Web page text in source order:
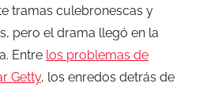
tramas culebronescas y
pero el drama llegó en la
Entre los problemas de
Getty, los enredos detrás de